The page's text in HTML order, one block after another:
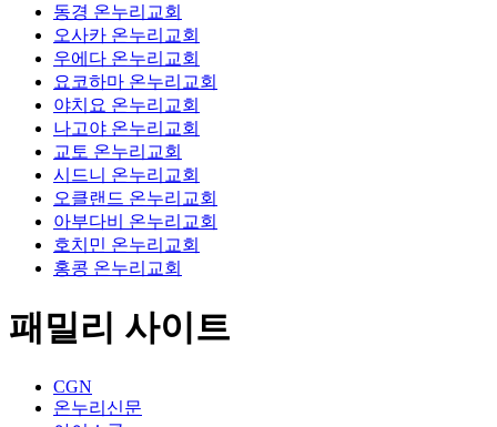
동경 온누리교회
오사카 온누리교회
우에다 온누리교회
요코하마 온누리교회
야치요 온누리교회
나고야 온누리교회
교토 온누리교회
시드니 온누리교회
오클랜드 온누리교회
아부다비 온누리교회
호치민 온누리교회
홍콩 온누리교회
패밀리 사이트
CGN
온누리신문